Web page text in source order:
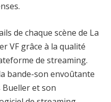
de chaque scène de La
VF grâce à la qualité
de streaming.
bande-son envoûtante
Bueller et son